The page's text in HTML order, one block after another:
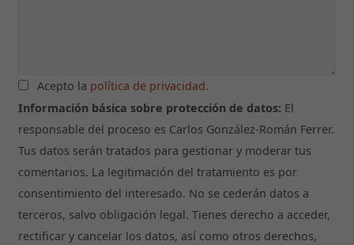
Acepto la política de privacidad.
Información básica sobre protección de datos: El
responsable del proceso es Carlos González-Román Ferrer.
Tus datos serán tratados para gestionar y moderar tus
comentarios. La legitimación del tratamiento es por
consentimiento del interesado. No se cederán datos a
terceros, salvo obligación legal. Tienes derecho a acceder,
rectificar y cancelar los datos, así como otros derechos,